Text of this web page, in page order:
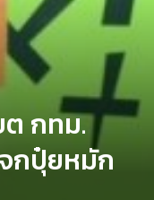
ต กทม.
กปุ๋ยหมัก